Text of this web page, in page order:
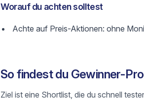
Worauf du achten solltest
Achte auf Preis-Aktionen: ohne
So findest du Gewinner-
Ziel ist eine Shortlist, die du schnell